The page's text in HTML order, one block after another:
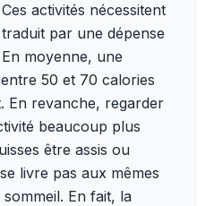
activités nécessitent
par une dépense
moyenne, une
50 et 70 calories
En revanche, regarder
beaucoup plus
être assis ou
livre pas aux mêmes
En fait, la